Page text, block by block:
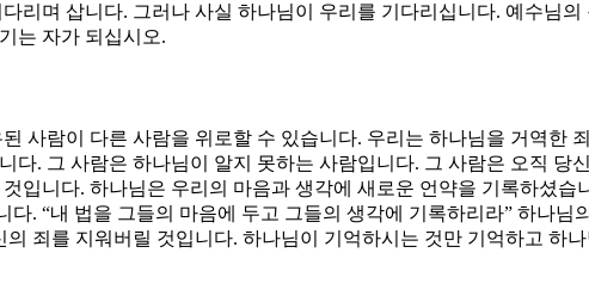
리며 삽니다. 그러나 사실 하나님이 우리를 기다리십니다. 예수님의
는 자가 되십시오.
사람이 다른 사람을 위로할 수 있습니다. 우리는 하나님을 거역한
. 그 사람은 하나님이 알지 못하는 사람입니다. 그 사람은 오직 당
입니다. 하나님은 우리의 마음과 생각에 새로운 언약을 기록하셨습
. “내 법을 그들의 마음에 두고 그들의 생각에 기록하리라” 하나님
죄를 지워버릴 것입니다. 하나님이 기억하시는 것만 기억하고 하